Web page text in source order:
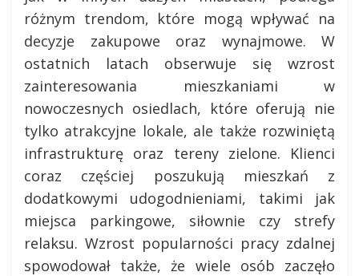
różnym trendom, które mogą wpływać na
decyzje zakupowe oraz wynajmowe. W
ostatnich latach obserwuje się wzrost
zainteresowania mieszkaniami w
nowoczesnych osiedlach, które oferują nie
tylko atrakcyjne lokale, ale także rozwiniętą
infrastrukturę oraz tereny zielone. Klienci
coraz częściej poszukują mieszkań z
dodatkowymi udogodnieniami, takimi jak
miejsca parkingowe, siłownie czy strefy
relaksu. Wzrost popularności pracy zdalnej
spowodował także, że wiele osób zaczęło